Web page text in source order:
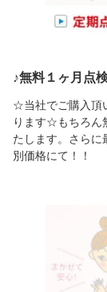
♪無料１ヶ月点
☆当社でご購入頂
ります☆もちろん
たします。さらに
別価格にて！！